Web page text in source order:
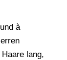
à
lang,